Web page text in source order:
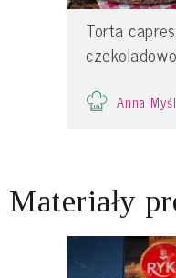
Torta
Anna
Materiały